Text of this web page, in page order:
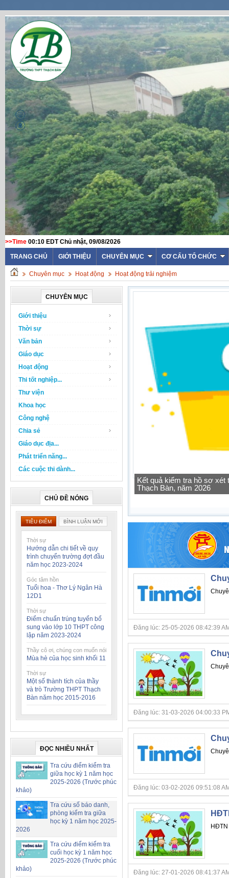
>>Time 00:10 EDT Chủ nhật, 09/08/2026
TRANG CHỦ GIỚI THIỆU CHUYÊN MỤC CƠ CẤU TỔ CHỨC
Chuyên mục Hoạt động Hoạt động trải nghiệm
CHUYÊN MỤC
Giới thiệu
Thời sự
Văn bản
Giáo dục
Hoạt động
Thi tốt nghiệp...
Thư viện
Khoa học
Công nghệ
Chia sẻ
Giáo dục địa...
Phát triển năng...
Các cuộc thi dành...
CHỦ ĐỀ NÓNG
TIÊU ĐIỂM BÌNH LUẬN MỚI
Thời sự
Hướng dẫn chi tiết về quy
trình chuyển trường đợt đầu
năm học 2023-2024
Góc tâm hồn
Tuổi hoa - Thơ Lý Ngân Hà
12D1
Thời sự
Điểm chuẩn trúng tuyển bổ
sung vào lớp 10 THPT công
lập năm 2023-2024
Thầy cô ơi, chúng con muốn nói
Mùa hè của học sinh khối 11
Thời sự
Một số thành tích của thầy
và trò Trường THPT Thạch
Bàn năm học 2015-2016
ĐỌC NHIỀU NHẤT
Tra cứu điểm kiểm tra
giữa học kỳ 1 năm học
2025-2026 (Trước phúc
khảo)
Tra cứu số báo danh,
phòng kiểm tra giữa
học kỳ 1 năm học 2025-
2026
Tra cứu điểm kiểm tra
cuối học kỳ 1 năm học
2025-2026 (Trước phúc
khảo)
Tra cứu thông tin lớp học
Đăng lúc: 25-05-2026 08:42:39
Đăng lúc: 31-03-2026 04:00:33
Đăng lúc: 03-02-2026 09:51:08
HĐTN
Đăng lúc: 27-01-2026 08:41:37